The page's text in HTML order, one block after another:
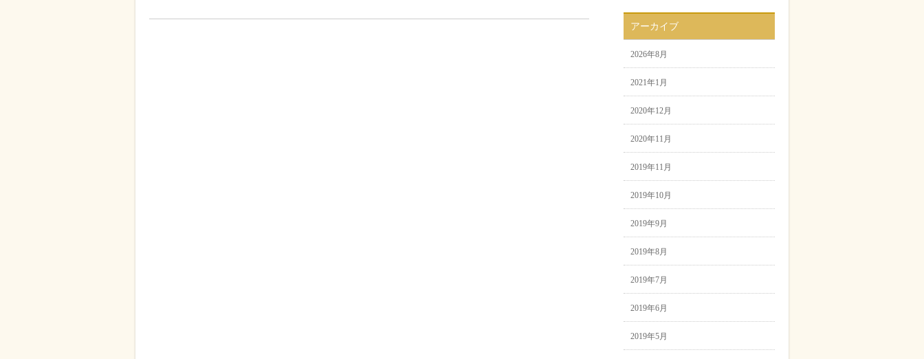
アーカイブ
2026年8月
2021年1月
2020年12月
2020年11月
2019年11月
2019年10月
2019年9月
2019年8月
2019年7月
2019年6月
2019年5月